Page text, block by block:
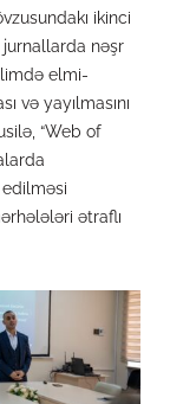
ikinci
nəşr
elmi-
və yayılmasını
“Web of
ətraflı